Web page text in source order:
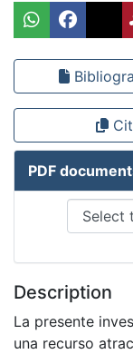
PDF
Description
La presente
una recurso